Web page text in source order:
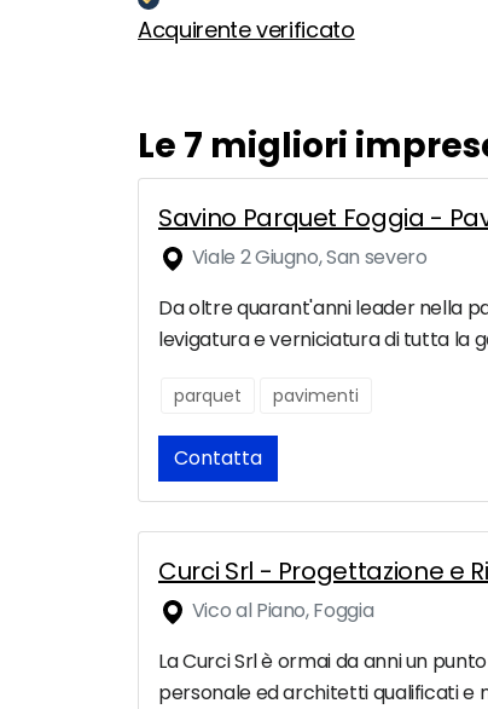
Acquirente verificato
Le 7 migliori
Savino Parquet Foggia -
Viale 2 Giugno, San severo
Da oltre quarant'anni leader nella
levigatura e verniciatura di tutta la
parquet pavimenti
Contatta
Curci Srl - Progettazione e
Vico al Piano, Foggia
La Curci Srl è ormai da anni un
personale ed architetti qualificati e